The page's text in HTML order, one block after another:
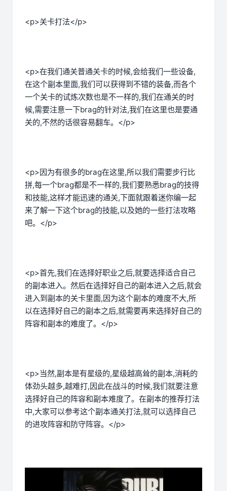
<p>关卡打法</p>
<p>在我们通关普通关卡的时候,会给我们一些设备,
在这个副本里面,我们可以获得到不错的装备,而各个
一个关卡的试炼次数也是不一样的,我们在通关的时
候,需要注意一下brag的针对法,我们在这里也是要通
关的,不然的话很容易翻车。</p>
<p>因为有很多的brag在这里,所以我们需要步行比
拼,每一个brag都是不一样的,我们要熟悉brag的技得
和技能,这样才能迅速的通关,下面就跟着迷你编一起
来了解一下这个brag的技能,以及她的一些打法攻略
吧。</p>
<p>首先,我们在选择好职业之后,就要选择适合自己
的副本进入。然后在选择好自己的副本进入之后,就会
进入到副本的关卡里面,因为这个副本的难度不大,所
以在选择好自己的副本之后,就需要再来选择好自己的
阵容和副本的难度了。</p>
<p>当然,副本是有星级的,星级越高耸的副本,消耗的
体劲头越多,越难打,因此在战斗的时候,我们就要注意
选择好自己的阵容和副本难度了。在副本的推荐打法
中,大家可以参考这个副本通关打法,就可以选择自己
的进攻阵容和防守阵容。</p>